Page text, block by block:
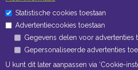
Openingstijden Kantoor
ma t/m vr 8:30 uur tot 17:00 uur
Openingstijden Magazijn
Statistische cookies toestaan
Advertentiecookies toestaan
Gegevens delen voor advertenties
Gepersonaliseerde advertenties
U kunt dit later aanpassen via ‘Cookie-